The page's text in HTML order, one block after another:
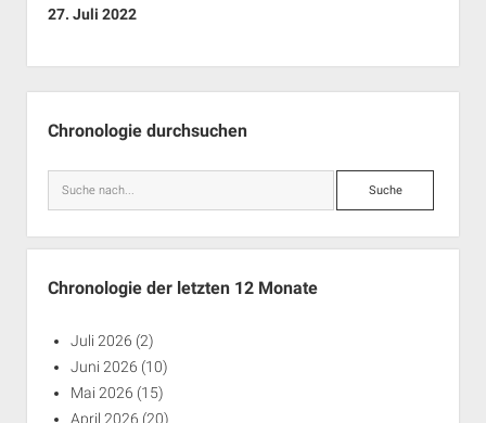
27. Juli 2022
Chronologie durchsuchen
Suche
Chronologie der letzten 12 Monate
Juli 2026 (2)
Juni 2026 (10)
Mai 2026 (15)
April 2026 (20)